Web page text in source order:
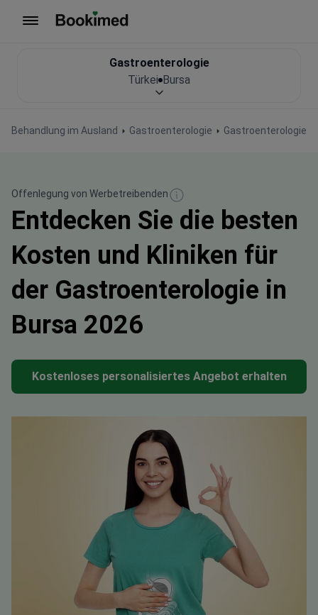
Behandlung im Ausland Gastroenterologie Gastroenterologie
Gastroenterologie
Türkei Bursa
Offenlegung von Werbetreibenden
Entdecken Sie die besten
Kosten und Kliniken für
der Gastroenterologie in
Bursa 2026
Kostenloses personalisiertes Angebot erhalten